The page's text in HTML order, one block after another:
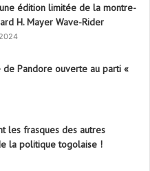
édition limitée de la montre-
H. Mayer Wave-Rider
de Pandore ouverte au parti «
les frasques des autres
la politique togolaise !